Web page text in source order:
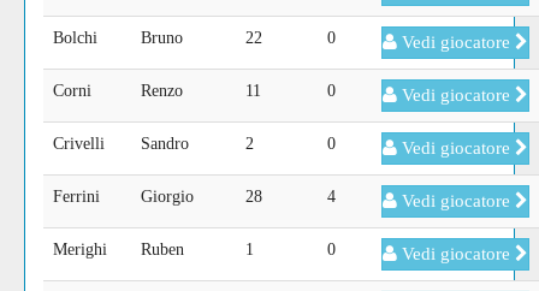
Bolchi Bruno 22 0 Vedi giocatore
Corni Renzo 11 0 Vedi giocatore
Crivelli Sandro 2 0 Vedi giocatore
Ferrini Giorgio 28 4 Vedi giocatore
Merighi Ruben 1 0 Vedi giocatore